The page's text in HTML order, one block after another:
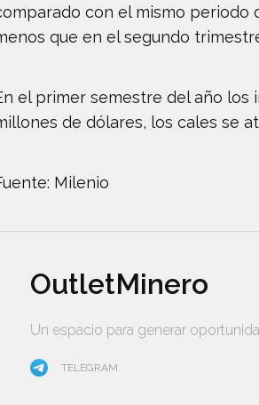
con el mismo periodo
que en el segundo
el primer semestre del año los
de dólares, los cales se
Milenio
OutletMinero
Un espacio para generar
TELEGRAM